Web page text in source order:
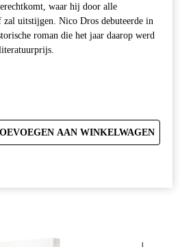
waar hij door alle
zal uitstijgen. Nico Dros debuteerde in
roman die het jaar daarop werd
AAN WINKELWAGEN